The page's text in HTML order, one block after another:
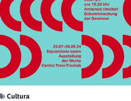
Cultura